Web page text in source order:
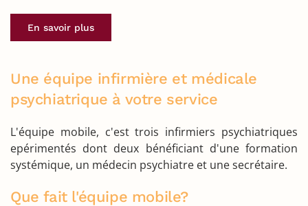
En savoir plus
Une équipe infirmière et médicale
psychiatrique à votre service
L'équipe mobile, c'est trois infirmiers psychiatriques
epérimentés dont deux bénéficiant d'une formation
systémique, un médecin psychiatre et une secrétaire.
Que fait l'équipe mobile?